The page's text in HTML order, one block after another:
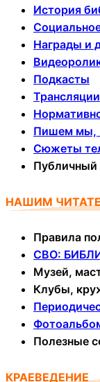
История
Награды и
Подкасты
Трансляции
Пишем мы,
Сюжеты
Публичный
НАШИМ
Правила
СВО:
Музей,
Клубы,
Полезные
КРАЕВЕДЕНИЕ